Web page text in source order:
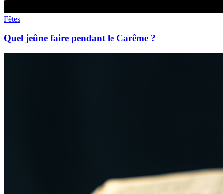
Fêtes
Quel jeûne faire pendant le Carême ?